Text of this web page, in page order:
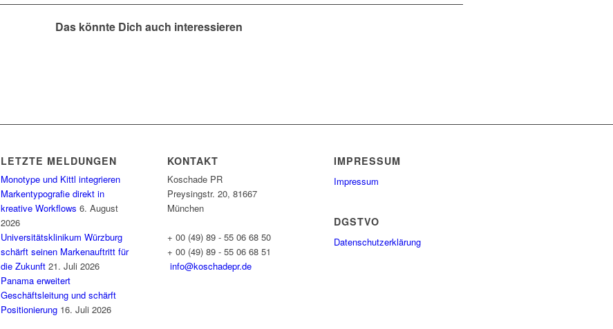
Das könnte Dich auch interessieren
LETZTE MELDUNGEN
Monotype und Kittl integrieren
Markentypografie direkt in
kreative Workflows 6. August
2026
Universitätsklinikum Würzburg
schärft seinen Markenauftritt für
die Zukunft 21. Juli 2026
Panama erweitert
Geschäftsleitung und schärft
Positionierung 16. Juli 2026
KONTAKT
Koschade PR
Preysingstr. 20, 81667
München
+ 00 (49) 89 - 55 06 68 50
+ 00 (49) 89 - 55 06 68 51
info@koschadepr.de
IMPRESSUM
Impressum
DGSTVO
Datenschutzerklärung